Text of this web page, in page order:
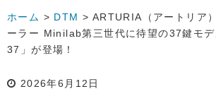
ホーム > DTM > ARTURIA（アートリア
ーラー Minilab第三世代に待望の37鍵モ
37」が登場！
2026年6月12日